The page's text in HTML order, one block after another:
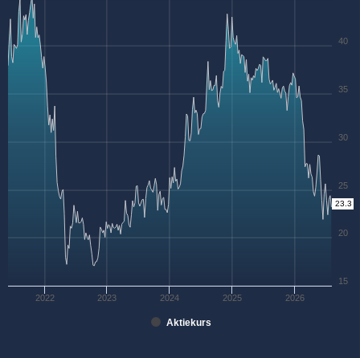
Aktiekurs
2022 2023 2024 2025 2026
15
20
25
30
35
40
23.3